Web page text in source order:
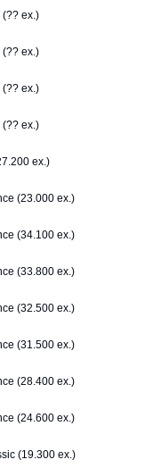
(?? ex.)
(?? ex.)
(?? ex.)
(?? ex.)
ex.)
(23.000 ex.)
(34.100 ex.)
(33.800 ex.)
(32.500 ex.)
(31.500 ex.)
(28.400 ex.)
(24.600 ex.)
(19.300 ex.)